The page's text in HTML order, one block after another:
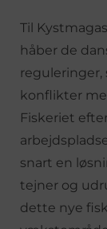
Til
håber de
konflikter
Fiskeriet
snart en
tejner og
dette nye